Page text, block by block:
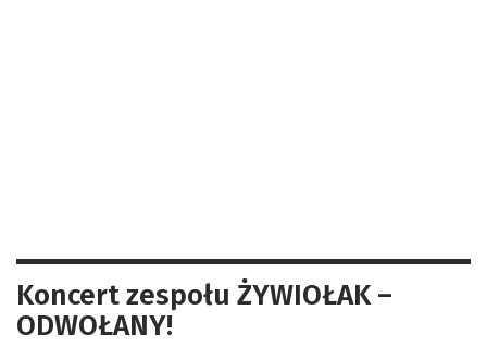
Koncert zespołu ŻYWIOŁAK –
ODWOŁANY!